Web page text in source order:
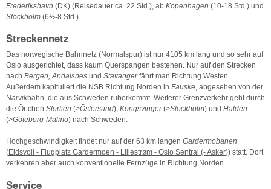
Frederikshavn (DK) (Reisedauer ca. 22 Std.), ab Kopenhagen (10-18 Std.) und
Stockholm (6½-8 Std.).
Streckennetz
Das norwegische Bahnnetz (Normalspur) ist nur 4105 km lang und so sehr auf
Oslo ausgerichtet, dass kaum Querspangen bestehen. Nur auf den Strecken
nach Bergen, Andalsnes und Stavangerfährt man Richtung Westen.
Außerdem kapituliert die NSB Richtung Norden in Fauske, abgesehen von der
Narvikbahn, die aus Schweden rüberkommt. Weiterer Grenzverkehr geht durch
die Örtchen Storlien (>Östersund), Kongsvinger(>Stockholm) und Halden
(>Göteborg-Malmö) nach Schweden.
Hochgeschwindigkeit findet nur auf der 63 km langen Gardermobanen
(Eidsvoll - Flugplatz Gardermoen - Lillestrøm - Oslo Sentral (- Asker)) statt. Dort
verkehren aber auch konventionelle Fernzüge in Richtung Norden.
Service